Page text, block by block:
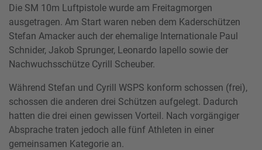
Die SM 10m Luftpistole wurde am Freitagmorgen
ausgetragen. Am Start waren neben dem Kaderschützen
Stefan Amacker auch der ehemalige Internationale Paul
Schnider, Jakob Sprunger, Leonardo Iapello sowie der
Nachwuchsschütze Cyrill Scheuber.
Während Stefan und Cyrill WSPS konform schossen (frei),
schossen die anderen drei Schützen aufgelegt. Dadurch
hatten die drei einen gewissen Vorteil. Nach vorgängiger
Absprache traten jedoch alle fünf Athleten in einer
gemeinsamen Kategorie an.